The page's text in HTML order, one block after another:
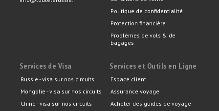
Politique de confidentialité
Protection financière
Problèmes de vols & de
bagages
Services de Visa
Russie - visa sur nos circuits
Mongolie - visa sur nos circuits
Chine - visa sur nos circuits
Services et Outils en Ligne
Espace client
Assurance voyage
Acheter des guides de voyage